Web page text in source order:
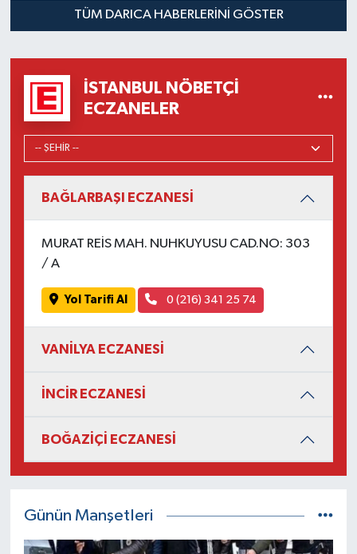
TÜM DARICA HABERLERINI GÖSTER
İSTANBUL NÖBETÇI
ECZANELER
BAĞLARBAŞI ECZANESİ
MURAT REİS MAH. NUHKUYUSU CAD.NO: 303
/ A
Yol Tarifi Al 0 (216) 341 25 74
VANİLYA ECZANESİ
İNCİR ECZANESİ
BOĞAZİÇİ ECZANESİ
Günün Manşetleri